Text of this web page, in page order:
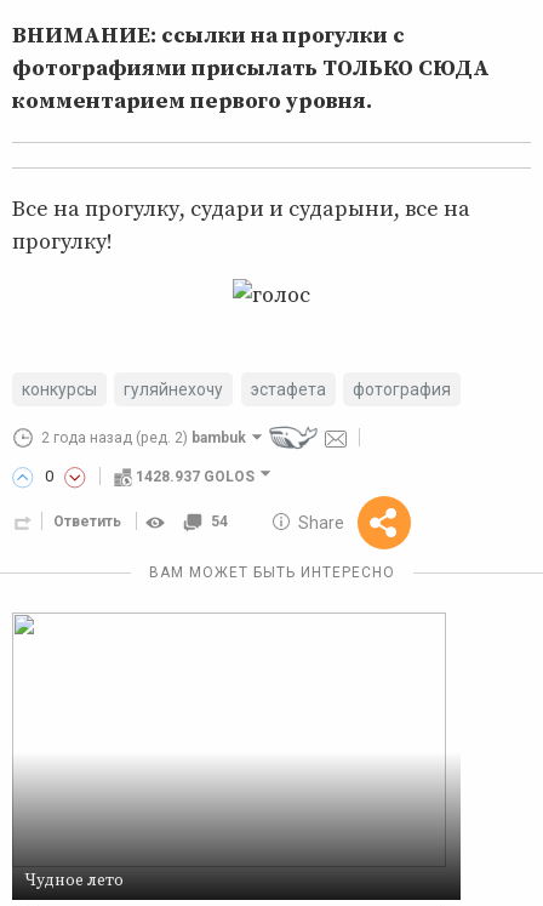
ВНИМАНИЕ: ссылки на прогулки с
фотографиями присылать ТОЛЬКО СЮДА
комментарием первого уровня.
Все на прогулку, судари и сударыни, все на
прогулку!
конкурсы гуляйнехочу эстафета фотография
2 года назад (ред. 2) bambuk
0 1428.937 GOLOS
Ответить 54 Reward
10 GOLOS
ВАМ МОЖЕТ БЫТЬ ИНТЕРЕСНО
Чудное лето